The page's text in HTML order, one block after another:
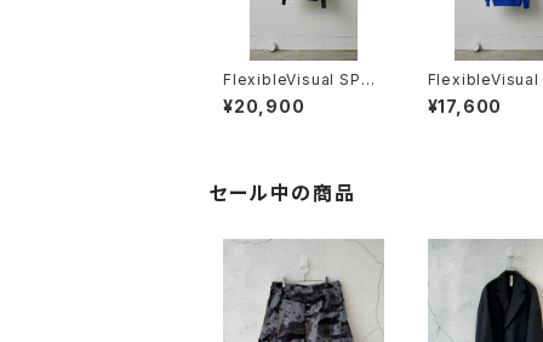
FlexibleVisual SPCE
/ The Dance Hoodi
e / BLACK
¥20,900
FlexibleVisual
/ Beatnuts
Club Hoodie /
¥17,600
セール中の商品